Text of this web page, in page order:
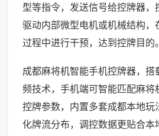
型等指令，发送信号给控牌器，
驱动内部微型电机或机械结构，
过程中进行干预，达到控牌目的。
成都麻将机智能手机控牌器，搭
频技术，手机端可智能匹配麻将
控牌参数，内置多套成都本地玩
化牌流分布，调控数据更贴合本